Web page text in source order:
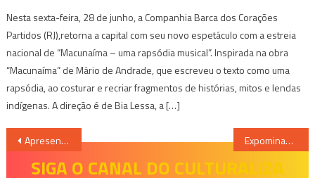
Nesta sexta-feira, 28 de junho, a Companhia Barca dos Corações
Partidos (RJ),retorna a capital com seu novo espetáculo com a estreia
nacional de “Macunaíma – uma rapsódia musical”. Inspirada na obra
“Macunaíma” de Mário de Andrade, que escreveu o texto como uma
rapsódia, ao costurar e recriar fragmentos de histórias, mitos e lendas
indígenas. A direção é de Bia Lessa, a […]
Navegação
Apresentação de John Mayer em BH Expominas recebe 2ª Feira Internacional de Negócios, Inovação e Tecnologia
SIGA O CANAL DO CULTURALIZA